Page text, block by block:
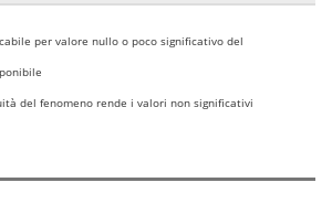
per valore nullo o poco significativo del
del fenomeno rende i valori non significativi